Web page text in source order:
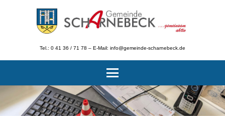
Tel.: 0 41 36 / 71 78 – E-Mail: info@gemeinde-scharnebeck.de